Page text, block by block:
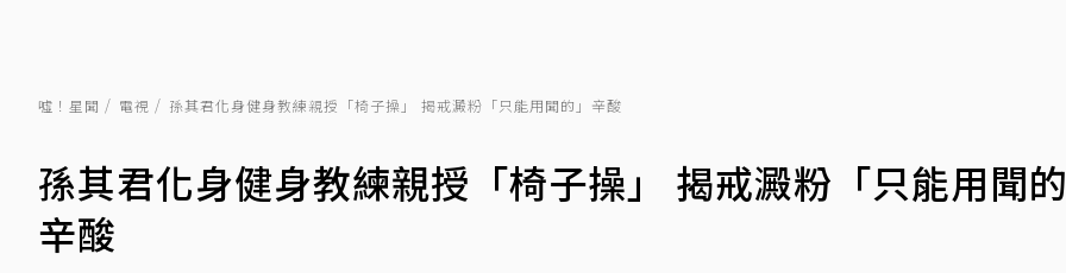
噓！星聞 電視 孫其君化身健身教練親授「椅子操」 揭戒澱粉「只能用聞的」辛酸
孫其君化身健身教練親授「椅子操」 揭戒澱粉「只能用聞
辛酸